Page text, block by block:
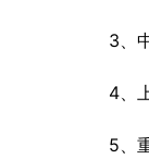
3、
4、
5、